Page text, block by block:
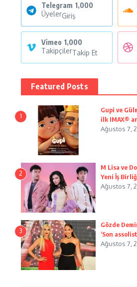
Telegram 1,000
ÜyelerGiriş
Vimeo 1,000
TakipçilerTakip Et
Featured Posts
1
Gupi ve
ilk IMAX®
Ağustos 7,
2
M Lisa ve
Yeni İş
Ağustos 7,
3
Gözde
‘Son
Ağustos 7,